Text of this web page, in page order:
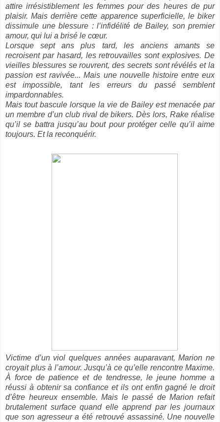
attire irrésistiblement les femmes pour des heures de pur
plaisir. Mais derrière cette apparence superficielle, le biker
dissimule une blessure : l’infidélité de Bailey, son premier
amour, qui lui a brisé le cœur.
Lorsque sept ans plus tard, les anciens amants se
recroisent par hasard, les retrouvailles sont explosives. De
vieilles blessures se rouvrent, des secrets sont révélés et la
passion est ravivée... Mais une nouvelle histoire entre eux
est impossible, tant les erreurs du passé semblent
impardonnables.
Mais tout bascule lorsque la vie de Bailey est menacée par
un membre d’un club rival de bikers. Dès lors, Rake réalise
qu’il se battra jusqu’au bout pour protéger celle qu’il aime
toujours. Et la reconquérir.
Victime d’un viol quelques années auparavant, Marion ne
croyait plus à l’amour. Jusqu’à ce qu’elle rencontre Maxime.
À force de patience et de tendresse, le jeune homme a
réussi à obtenir sa confiance et ils ont enfin gagné le droit
d’être heureux ensemble. Mais le passé de Marion refait
brutalement surface quand elle apprend par les journaux
que son agresseur a été retrouvé assassiné. Une nouvelle